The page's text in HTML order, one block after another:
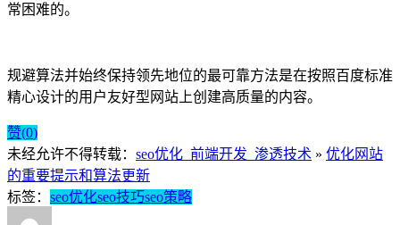
常困难的。
规避算法并始终保持领先地位的最可靠方法是在按照百度标准
精心设计的用户友好型网站上创建高质量的内容。
赞(0)
未经允许不得转载： seo优化_前端开发_渗透技术 » 优化网站
的重要提示和算法更新
标签： seo优化seo技巧seo策略